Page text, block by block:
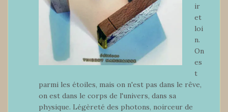
ir
et
loi
n.
On
es
t
parmi les étoiles, mais on n'est pas dans le rêve,
on est dans le corps de l'univers, dans sa
physique. Légèreté des photons, noirceur de